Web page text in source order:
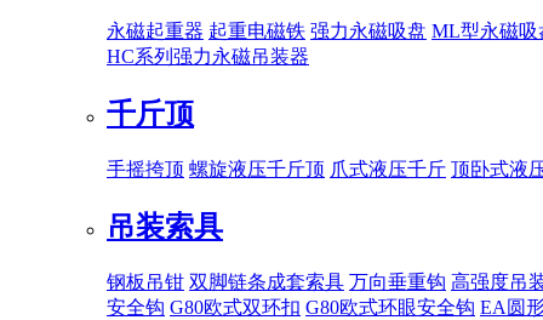
永磁起重器 起重电磁铁 强力永磁吸盘 ML型永磁吸
HC系列强力永磁吊装器
千斤顶
手摇挎顶 螺旋液压千斤顶 爪式液压千斤 顶卧式液
吊装索具
钢板吊钳 双脚链条成套索具 万向垂重钩 高强度吊
安全钩 G80欧式双环扣 G80欧式环眼安全钩 EA圆